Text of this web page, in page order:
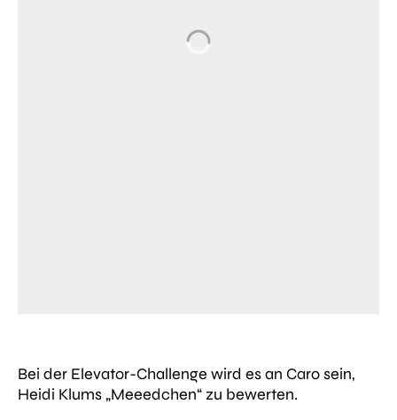
Bei der Elevator-Challenge wird es an Caro sein,
Heidi Klums „Meeedchen“ zu bewerten.